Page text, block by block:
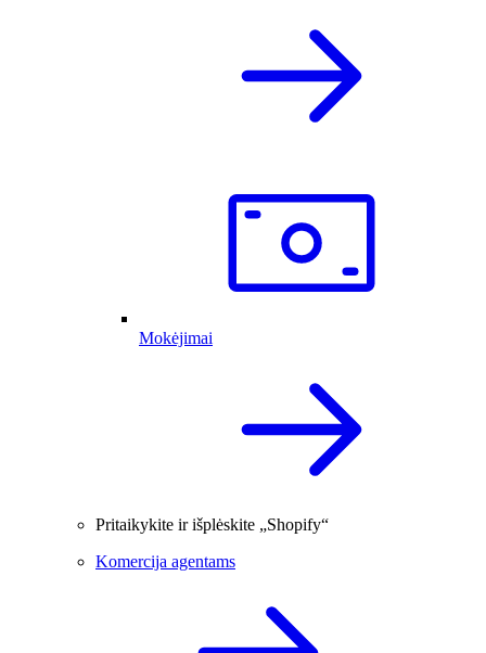
Mokėjimai
Pritaikykite ir išplėskite „Shopify“
Komercija agentams